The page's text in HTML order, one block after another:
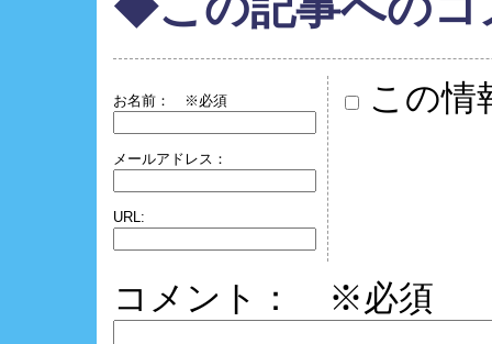
お名前： ※必須
メールアドレス：
URL:
この情
コメント： ※必須